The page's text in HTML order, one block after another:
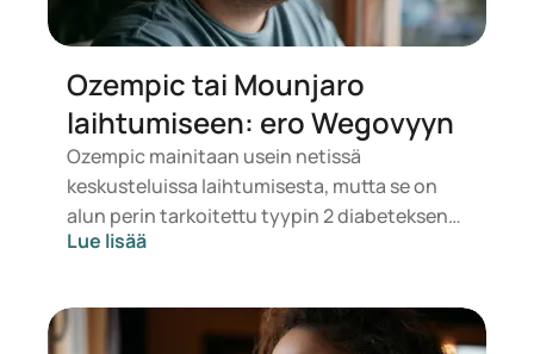
Ozempic tai Mounjaro
laihtumiseen: ero Wegovyyn
Ozempic mainitaan usein netissä
keskusteluissa laihtumisesta, mutta se on
alun perin tarkoitettu tyypin 2 diabeteksen
hoitoon. Jos etsit lääkettä painonhallintaan,
vaihtoehdot kuten Mounjaro ja Wegovy.
Sopivan hoidon valitsee lääkäri
Lue lisää